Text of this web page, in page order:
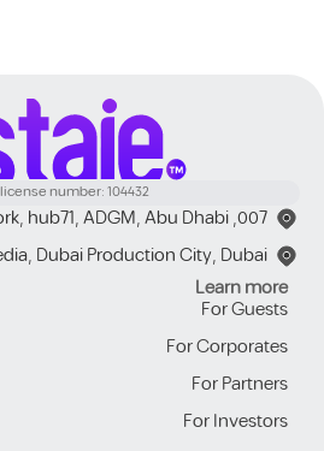
number: 104432
007, Level 15, wework, hub71, ADGM, Abu Dhabi
Dubai Production City, Dubai
Learn more
For Guests
For Corporates
For Partners
For Investors